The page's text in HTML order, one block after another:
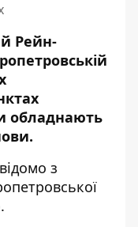
Рейн-
обладнають
з